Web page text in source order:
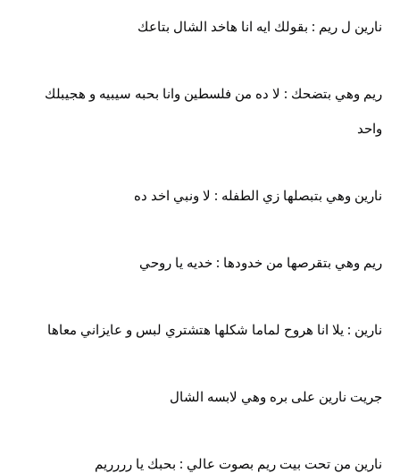
نارين ل ريم : بقولك ايه انا هاخد الشال بتاعك
ريم وهي بتضحك : لا ده من فلسطين وانا بحبه سيبيه و هجيبلك
واحد
نارين وهي بتبصلها زي الطفله : لا ونبي اخد ده
ريم وهي بتقرصها من خدودها : خديه يا روحي
نارين : يلا انا هروح لماما شكلها هتشتري لبس و عايزاني معاها
جريت نارين على بره وهي لابسه الشال
نارين من تحت بيت ريم بصوت عالي : بحبك يا رررريم